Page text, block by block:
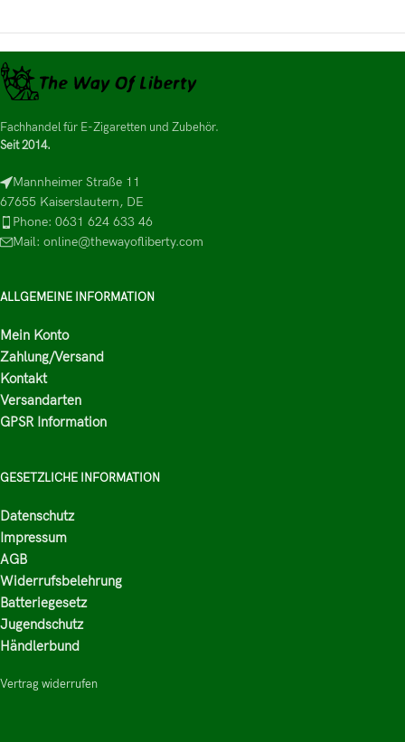
Fachhandel für E-Zigaretten und Zubehör.
Seit 2014.
Mannheimer Straße 11
67655 Kaiserslautern, DE
Phone: 0631 624 633 46
Mail: online@thewayofliberty.com
ALLGEMEINE INFORMATION
Mein Konto
Zahlung/Versand
Kontakt
Versandarten
GPSR Information
GESETZLICHE INFORMATION
Datenschutz
Impressum
AGB
Widerrufsbelehrung
Batteriegesetz
Jugendschutz
Händlerbund
Vertrag widerrufen